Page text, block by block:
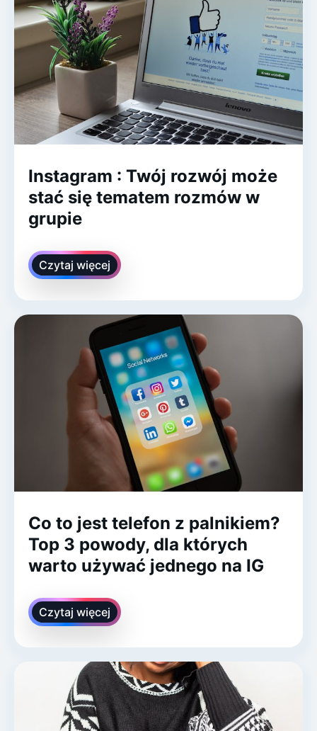
Instagram : Twój rozwój może
stać się tematem rozmów w
grupie
Czytaj więcej
Co to jest telefon z palnikiem?
Top 3 powody, dla których
warto używać jednego na IG
Czytaj więcej